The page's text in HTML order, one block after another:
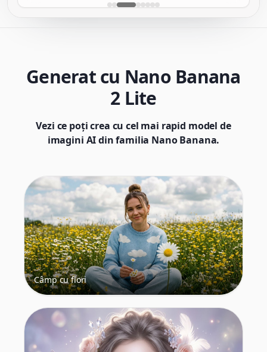
Generat cu Nano Banana
2 Lite
Vezi ce poți crea cu cel mai rapid model de
imagini AI din familia Nano Banana.
Câmp cu flori